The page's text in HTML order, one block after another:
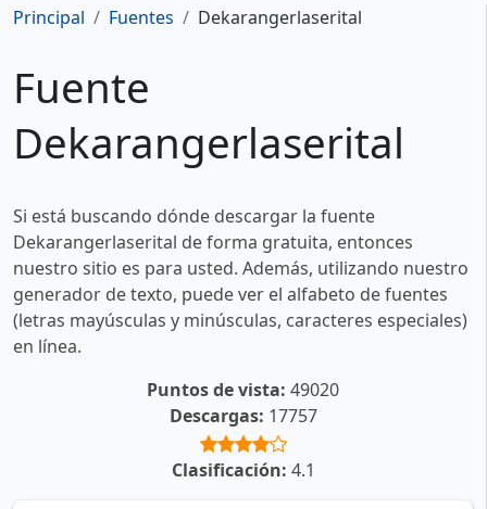
Principal Fuentes Dekarangerlaserital
Fuente
Dekarangerlaserital
Si está buscando dónde descargar la fuente
Dekarangerlaserital de forma gratuita, entonces
nuestro sitio es para usted. Además, utilizando nuestro
generador de texto, puede ver el alfabeto de fuentes
(letras mayúsculas y minúsculas, caracteres especiales)
en línea.
Puntos de vista: 49020
Descargas: 17757
Clasificación: 4.1